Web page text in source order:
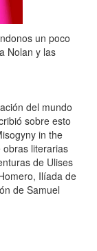
un poco
Nolan y las
del mundo
sobre esto
in the
obras literarias
de Ulises
Ilíada de
de Samuel